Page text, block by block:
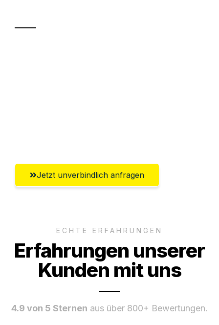
Jetzt unverbindlich anfragen
ECHTE ERFAHRUNGEN
Erfahrungen unserer
Kunden mit uns
4.9 von 5 Sternen aus über 800+ Bewertungen.